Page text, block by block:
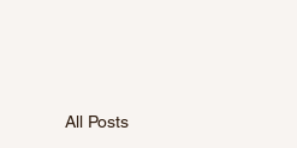
All Posts